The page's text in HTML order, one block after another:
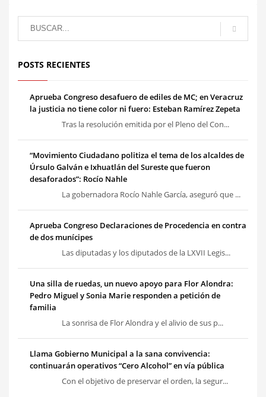
POSTS RECIENTES
Aprueba Congreso desafuero de ediles de MC; en Veracruz
la justicia no tiene color ni fuero: Esteban Ramírez Zepeta
Tras la resolución emitida por el Pleno del Con...
“Movimiento Ciudadano politiza el tema de los alcaldes de
Úrsulo Galván e Ixhuatlán del Sureste que fueron
desaforados”: Rocío Nahle
La gobernadora Rocío Nahle García, aseguró que ...
Aprueba Congreso Declaraciones de Procedencia en contra
de dos munícipes
Las diputadas y los diputados de la LXVII Legis...
Una silla de ruedas, un nuevo apoyo para Flor Alondra:
Pedro Miguel y Sonia Marie responden a petición de
familia
La sonrisa de Flor Alondra y el alivio de sus p...
Llama Gobierno Municipal a la sana convivencia:
continuarán operativos “Cero Alcohol” en vía pública
Con el objetivo de preservar el orden, la segur...